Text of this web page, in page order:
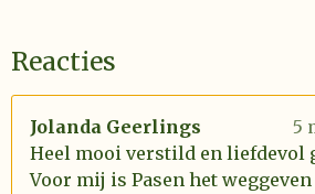
Reacties
Jolanda Geerlings
5
Heel mooi verstild en liefdevol
Voor mij is Pasen het